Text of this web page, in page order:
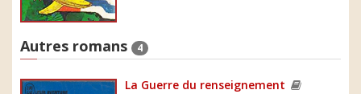
Autres romans 4
La Guerre du renseignement